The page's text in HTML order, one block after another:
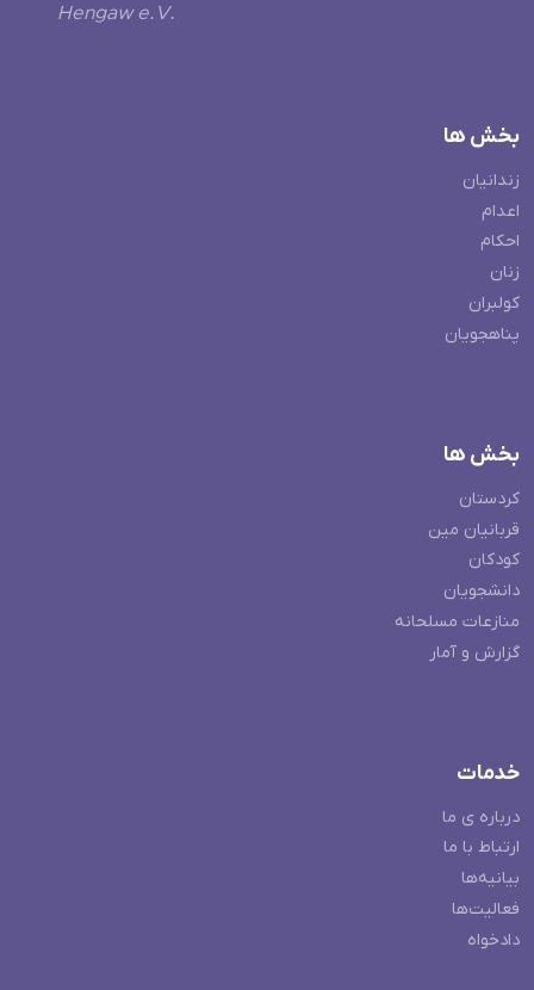
Hengaw e.V.
بخش ها
زندانیان
اعدام
احکام
زنان
کولبران
پناهجویان
بخش ها
کردستان
قربانیان مین
کودکان
دانشجویان
منازعات مسلحانه
گزارش و آمار
خدمات
درباره ی ما
ارتباط با ما
بیانیه‌ها
فعالیت‌ها
دادخواه